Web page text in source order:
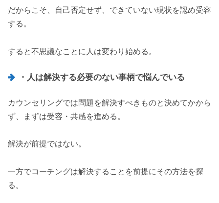
だからこそ、自己否定せず、できていない現状を認め受容
する。
すると不思議なことに人は変わり始める。
・人は解決する必要のない事柄で悩んでいる
カウンセリングでは問題を解決すべきものと決めてかから
ず、まずは受容・共感を進める。
解決が前提ではない。
一方でコーチングは解決することを前提にその方法を探
る。